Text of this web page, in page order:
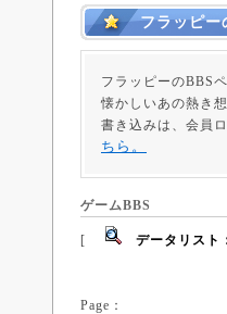
フラッピー
フラッピーのBBS
懐かしいあの熱き
書き込みは、会員
ちら。
ゲームBBS
[ データリスト
Page：